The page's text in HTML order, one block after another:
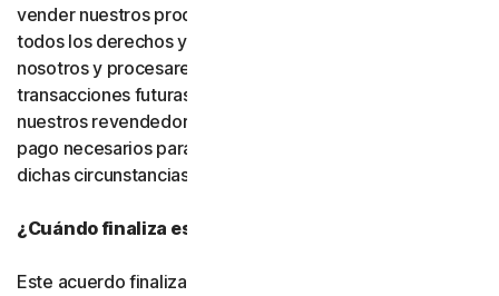
vender nuestros productos, su suscripción (incluidos
todos los derechos y obligaciones) se transferirá a
nosotros y procesaremos directamente las
transacciones futuras. Usted consiente y autoriza a
nuestros revendedores a proporcionarnos los datos de
pago necesarios para procesar las transacciones en
dichas circunstancias.
¿Cuándo finaliza este acuerdo?
Este acuerdo finalizará cuando su derecho a acceder al